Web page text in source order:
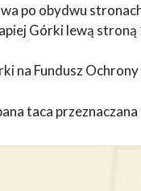
po obydwu
Górki lewą stroną
na Fundusz
taca